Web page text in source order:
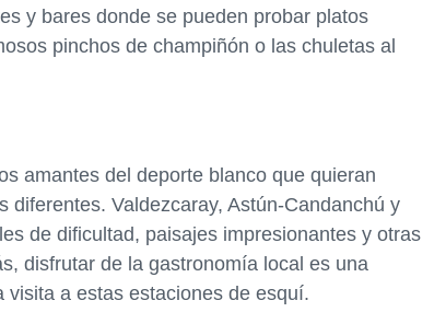
y bares donde se pueden probar platos
pinchos de champiñón o las chuletas al
amantes del deporte blanco que quieran
Valdezcaray, Astún-Candanchú y
de dificultad, paisajes impresionantes y otras
disfrutar de la gastronomía local es una
a estas estaciones de esquí.